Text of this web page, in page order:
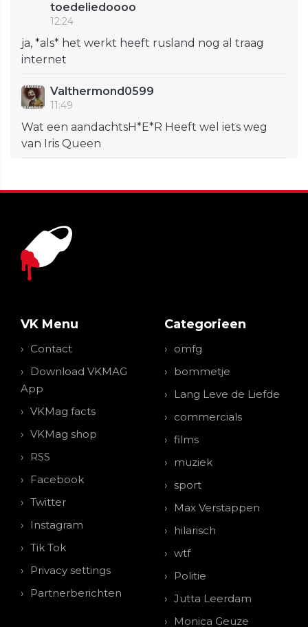
toedeliedoooo
12:24
ja, *als* het werkt heeft rusland nog al traag
internet
Valthermond0599
11:49
Wat een aandachtsH*E*R Heeft wel iets weg
van Iris Queen
VK Menu
Contact
Download VKMAG
App
VKMag facts
VKMag shop
RSS
Facebook
Twitter
Instagram
Tik Tok
Privacy settings
Partnerberichten
Categorieen
omfg
bommetje
Lang Leve de Liefde
commercials
films
muziek
sport
Max Verstappen
hilarisch
wtf
Politie
Jutta Leerdam
Monica Geuze